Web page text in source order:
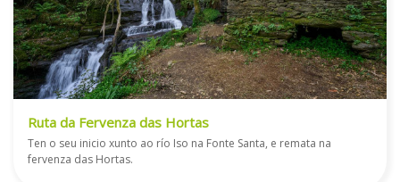
Ruta da Fervenza das Hortas
Ten o seu inicio xunto ao río Iso na Fonte Santa, e remata na
fervenza das Hortas.